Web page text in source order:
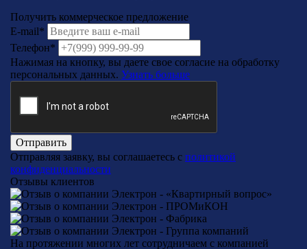
Получить коммерческое предложение
E-mail*
Телефон*
Нажимая на кнопку, вы даете свое согласие на обработку
персональных данных. Узнать больше
Отправить
Отправляя заявку, вы соглашаетесь с политикой
конфиденциальности
Отзывы клиентов
На протяжении многих лет сотрудничаем с компанией